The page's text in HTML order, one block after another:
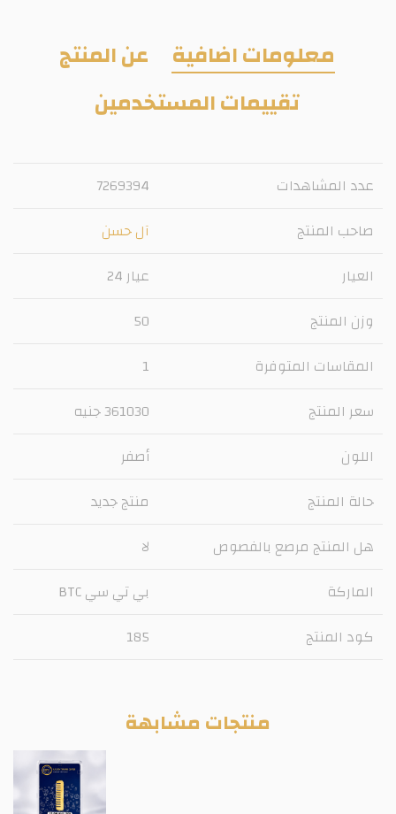
معلومات اضافية
عن المنتج
تقييمات المستخدمين
عدد المشاهدات
7269394
صاحب المنتج
آل حسن
العيار
عيار 24
وزن المنتج
50
المقاسات المتوفرة
1
سعر المنتج
361030 جنيه
اللون
أصفر
حالة المنتج
منتج جديد
هل المنتج مرصع بالفصوص
لا
الماركة
بي تي سي BTC
كود المنتج
185
منتجات مشابهة